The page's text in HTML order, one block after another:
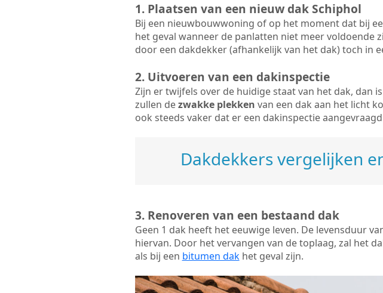
1. Plaatsen van een nieuw dak Schiphol
Bij een nieuwbouwwoning of op het moment dat bij
het geval wanneer de panlatten niet meer voldoende
door een dakdekker (afhankelijk van het dak) toch in
2. Uitvoeren van een dakinspectie
Zijn er twijfels over de huidige staat van het dak, dan
zullen dezwakke plekken van een dak aan het licht
ook steeds vaker dat er een dakinspectie
Dakdekkers vergelijken
3. Renoveren van een bestaand dak
Geen 1 dak heeft het eeuwige leven. De levensduur
hiervan. Door het vervangen van de toplaag, zal het
als bij een bitumen dakhet geval zijn.